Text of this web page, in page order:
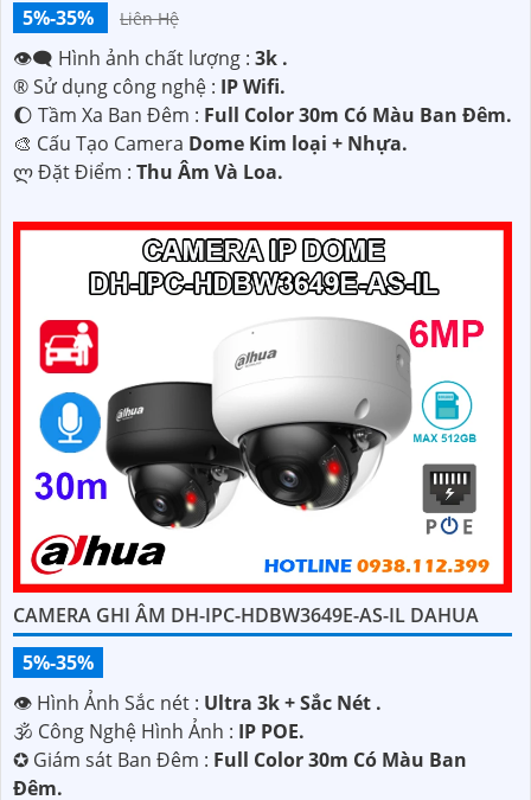
5%-35%
Liên Hệ
👁️‍🗨 Hình ảnh chất lượng : 3k .
®️ Sử dụng công nghệ : IP Wifi.
🌔 Tầm Xa Ban Đêm : Full Color 30m Có Màu Ban Ðêm.
🎨 Cấu Tạo Camera Dome Kim loại + Nhựa.
️ლ Đặt Điểm : Thu Âm Và Loa.
CAMERA GHI ÂM DH-IPC-HDBW3649E-AS-IL DAHUA
5%-35%
👁 Hình Ảnh Sắc nét : Ultra 3k + Sắc Nét .
🕉️ Công Nghệ Hình Ảnh : IP POE.
✪ Giám sát Ban Đêm : Full Color 30m Có Màu Ban
Ðêm.